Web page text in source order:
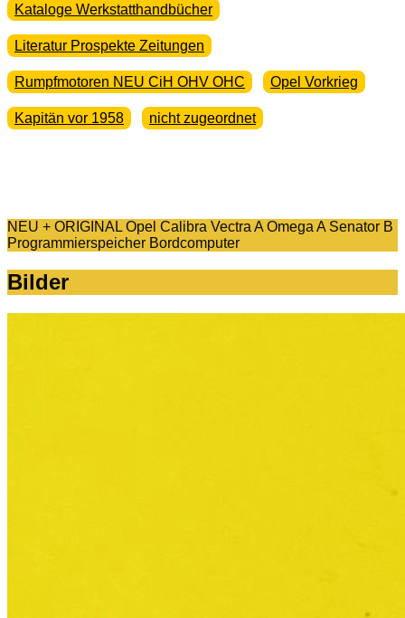
Kataloge Werkstatthandbücher
Literatur Prospekte Zeitungen
Rumpfmotoren NEU CiH OHV OHC Opel Vorkrieg
Kapitän vor 1958 nicht zugeordnet
NEU + ORIGINAL Opel Calibra Vectra A Omega A Senator B
Programmierspeicher Bordcomputer
Bilder